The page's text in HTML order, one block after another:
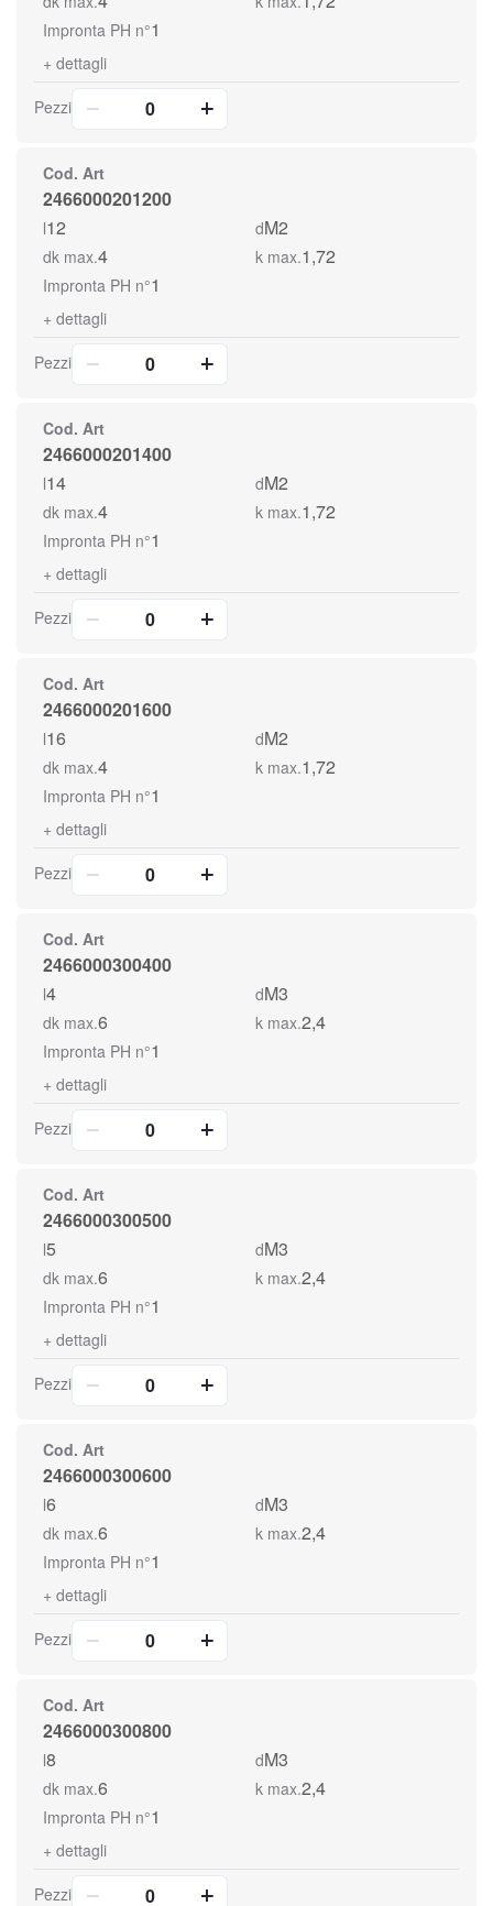
Impronta PH n°1
+ dettagli
Pezzi
Cod. Art
2466000201200
l12 dM2
dk max.4 k max.1,72
Impronta PH n°1
+ dettagli
Pezzi
Cod. Art
2466000201400
l14 dM2
dk max.4 k max.1,72
Impronta PH n°1
+ dettagli
Pezzi
Cod. Art
2466000201600
l16 dM2
dk max.4 k max.1,72
Impronta PH n°1
+ dettagli
Pezzi
Cod. Art
2466000300400
l4 dM3
dk max.6 k max.2,4
Impronta PH n°1
+ dettagli
Pezzi
Cod. Art
2466000300500
l5 dM3
dk max.6 k max.2,4
Impronta PH n°1
+ dettagli
Pezzi
Cod. Art
2466000300600
l6 dM3
dk max.6 k max.2,4
Impronta PH n°1
+ dettagli
Pezzi
Cod. Art
2466000300800
l8 dM3
dk max.6 k max.2,4
Impronta PH n°1
+ dettagli
Pezzi